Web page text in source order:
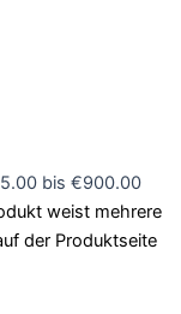
bis €900.00
weist mehrere
der Produktseite